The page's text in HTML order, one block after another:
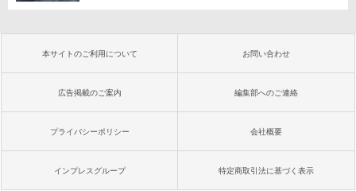
本サイトのご利用について お問い合わせ
広告掲載のご案内 編集部へのご連絡
プライバシーポリシー 会社概要
インプレスグループ 特定商取引法に基づく表示